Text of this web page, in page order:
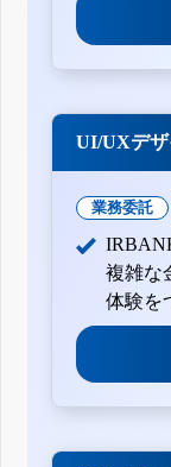
UI/UXデ
業務委託
複雑な
体験を